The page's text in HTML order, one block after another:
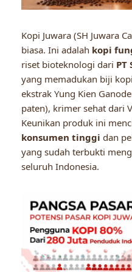
Kopi Juwara (SH Juwara
biasa. Ini adalah kopi
riset bioteknologi dari PT
yang memadukan biji
ekstrak Yung Kien
paten), krimer sehat dari
Keunikan produk ini
konsumen tinggi dan
yang sudah terbukti
seluruh Indonesia.